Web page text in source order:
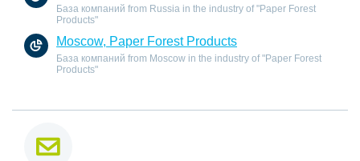
База компаний from Russia in the industry of "Paper Forest
Products"
Moscow, Paper Forest Products
База компаний from Moscow in the industry of "Paper Forest
Products"